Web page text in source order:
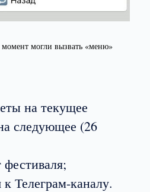
могли вызвать «меню»
на текущее
следующее (26
Телеграм-каналу.